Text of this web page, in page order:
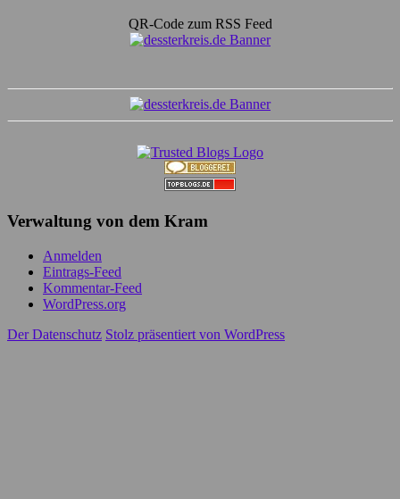
QR-Code zum RSS Feed
Verwaltung von dem Kram
Anmelden
Eintrags-Feed
Kommentar-Feed
WordPress.org
Der Datenschutz Stolz präsentiert von WordPress